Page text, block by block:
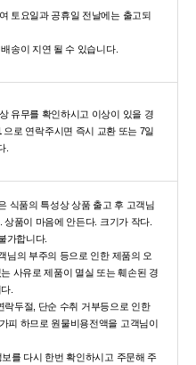
토요일과 공휴일 전날에는 출고되
송이 지연 될 수 있습니다.
유무를 확인하시고 이상이 있을 경
으로 연락주시면 즉시 교환 또는 7일
.
식품의 특성상 상품 출고 후 고객님
품이 마음에 안든다. 크기가 작다.
가합니다.
님의 부주의 등으로 인한 제품의 오
사유로 제품이 멸실 또는 훼손된 경
.
락두절, 단순 수취 거부등으로 인한
피 하므로 원물비용전액을 고객님이
를 다시 한번 확인하시고 주문해 주